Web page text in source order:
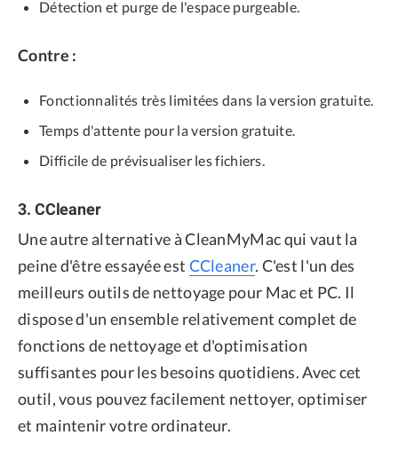
Détection et purge de l'espace purgeable.
Contre :
Fonctionnalités très limitées dans la version gratuite.
Temps d'attente pour la version gratuite.
Difficile de prévisualiser les fichiers.
3. CCleaner
Une autre alternative à CleanMyMac qui vaut la
peine d'être essayée est CCleaner. C'est l'un des
meilleurs outils de nettoyage pour Mac et PC. Il
dispose d'un ensemble relativement complet de
fonctions de nettoyage et d'optimisation
suffisantes pour les besoins quotidiens. Avec cet
outil, vous pouvez facilement nettoyer, optimiser
et maintenir votre ordinateur.